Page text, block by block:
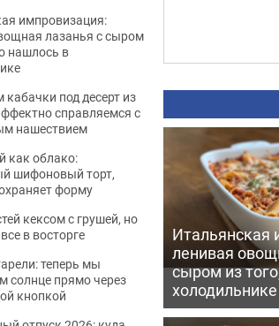
Итальянская
ленивая
сыром из
холодильнике
импровизация:
лазанья с сыром
нашлось в
под десерт из
справляемся с
нашествием
как облако:
шифоновый торт,
форму
кексом с грушей, но
в восторге
теперь мы
солнце прямо через
кнопкой